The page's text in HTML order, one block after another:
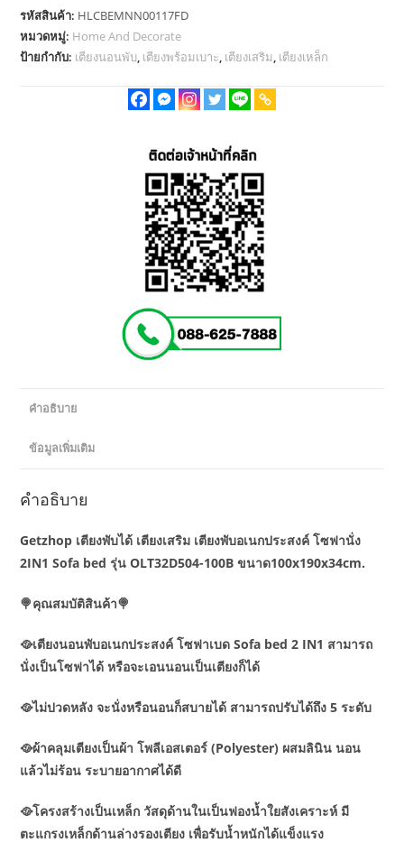
รหัสสินค้า: HLCBEMNN00117FD
หมวดหมู่: Home And Decorate
ป้ายกำกับ: เตียงนอนพับ, เตียงพร้อมเบาะ, เตียงเสริม, เตียงเหล็ก
คำอธิบาย
ข้อมูลเพิ่มเติม
คำอธิบาย
Getzhop เตียงพับได้ เตียงเสริม เตียงพับอเนกประสงค์ โซฟานั่ง
2IN1 Sofa bed รุ่น OLT32D504-100B ขนาด100x190x34cm.
🍭คุณสมบัติสินค้า🍭
🥘เตียงนอนพับอเนกประสงค์ โซฟาเบด Sofa bed 2 IN1 สามารถ
นั่งเป็นโซฟาได้ หรือจะเอนนอนเป็นเตียงก็ได้
🥘ไม่ปวดหลัง จะนั่งหรือนอนก็สบายได้ สามารถปรับได้ถึง 5 ระดับ
🥘ผ้าคลุมเตียงเป็นผ้า โพลีเอสเตอร์ (Polyester) ผสมลินิน นอน
แล้วไม่ร้อน ระบายอากาศได้ดี
🥘โครงสร้างเป็นเหล็ก วัสดุด้านในเป็นฟองน้ำใยสังเคราะห์ มี
ตะแกรงเหล็กด้านล่างรองเตียง เพื่อรับน้ำหนักได้แข็งแรง